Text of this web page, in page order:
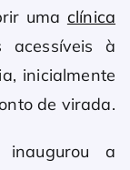
uma clínica
acessíveis à
inicialmente
de virada.
inaugurou a